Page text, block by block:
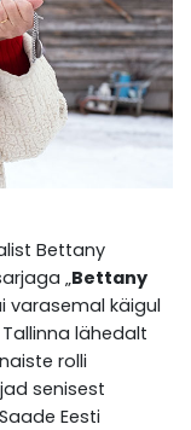
Bettany
„Bettany
varasemal käigul
lähedalt
rolli
senisest
Eesti